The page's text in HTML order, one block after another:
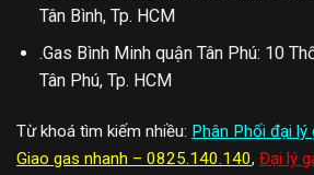
Tân Bình, Tp. HCM
.Gas Bình Minh quận Tân Phú: 10
Tân Phú, Tp. HCM
Từ khoá tìm kiếm nhiều: Phân Phối đại lý
Giao gas nhanh – 0825.140.140, Đại lý